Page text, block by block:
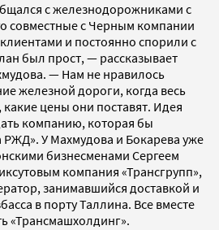
с железнодорожниками с
совместные с Черным компании
и постоянно спорили с
был прост, — рассказывает
— Нам не нравилось
железной дороги, когда весь
какие цены они поставят. Идея
компанию, которая бы
У Махмудова и Бокарева уже
бизнесменами Сергеем
компания «Трансгрупп»,
занимавшийся доставкой и
в порту Таллина. Все вместе
«Трансмашхолдинг».